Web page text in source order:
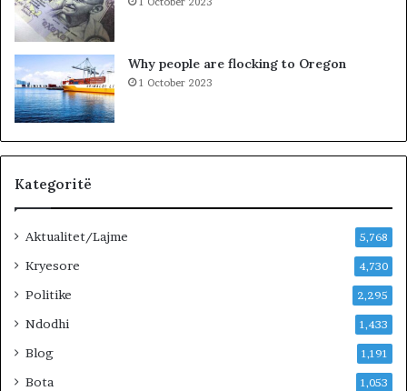
e
…
Why people are flocking to Oregon
1 October 2023
Kategoritë
Aktualitet/Lajme 5,768
Kryesore 4,730
Politike 2,295
Ndodhi 1,433
Blog 1,191
Bota 1,053